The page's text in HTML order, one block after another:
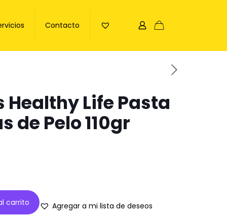
Contacto
Life Pasta
de Pelo 110gr
carrito Agregar a mi lista de deseos